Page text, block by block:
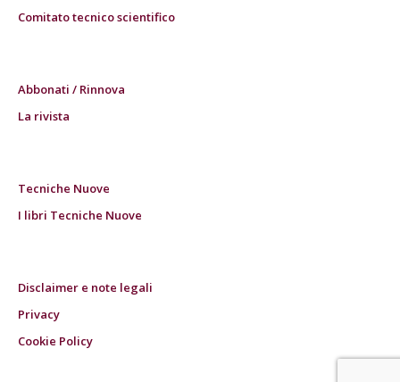
Comitato tecnico scientifico
Abbonati / Rinnova
La rivista
Tecniche Nuove
I libri Tecniche Nuove
Disclaimer e note legali
Privacy
Cookie Policy